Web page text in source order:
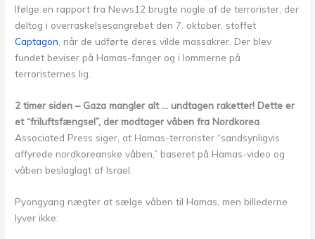
Ifølge en rapport fra News12 brugte nogle af de terrorister, der
deltog i overraskelsesangrebet den 7. oktober, stoffet
Captagon , når de udførte deres vilde massakrer. Der blev
fundet beviser på Hamas-fanger og i lommerne på
terroristernes lig.
2 timer siden – Gaza mangler alt … undtagen raketter! Dette er
et “friluftsfængsel”, der modtager våben fra Nordkorea
Associated Press siger, at Hamas-terrorister “sandsynligvis
affyrede nordkoreanske våben,” baseret på Hamas-video og
våben beslaglagt af Israel.
Pyongyang nægter at sælge våben til Hamas, men billederne
lyver ikke: